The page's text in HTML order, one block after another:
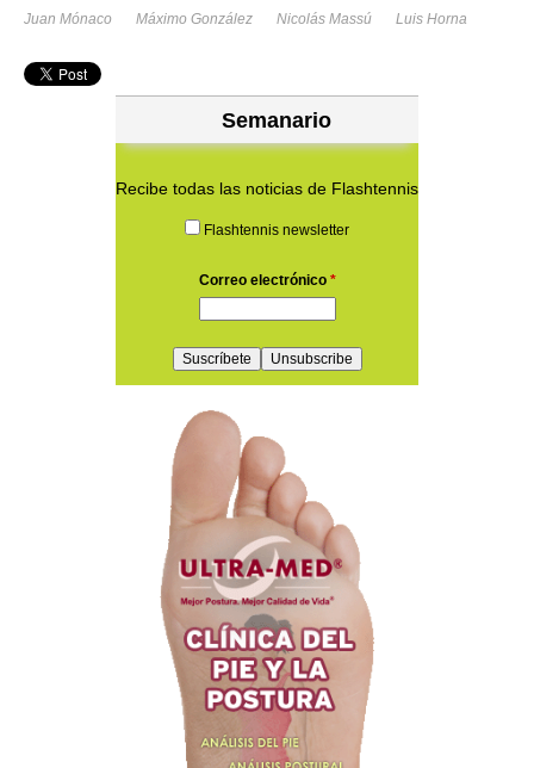
Juan Mónaco
Máximo González Nicolás Massú Luis Horna
Semanario
Recibe todas las noticias de Flashtennis
Flashtennis newsletter
Correo electrónico *